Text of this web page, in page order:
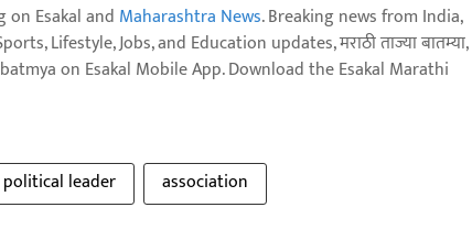
on Esakal and Maharashtra News. Breaking news from India,
Lifestyle, Jobs, and Education updates, मराठी ताज्या बातम्या,
batmya on Esakal Mobile App. Download the Esakal Marathi
political leader association